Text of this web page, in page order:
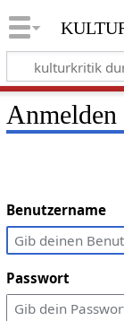
Anmelden
Benutzername
Passwort